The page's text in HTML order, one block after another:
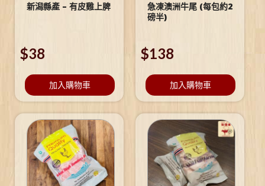
新潟縣產 – 有皮雞上脾
$38
加入購物車
急凍澳洲牛尾 (每包約2
磅半)
$138
加入購物車